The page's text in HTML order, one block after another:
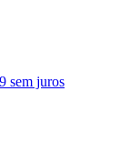
sem juros